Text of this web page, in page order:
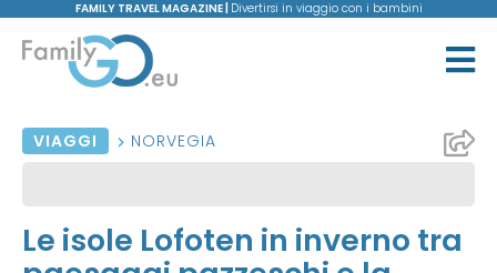
FAMILY TRAVEL MAGAZINE | Divertirsi in viaggio con i bambini
VIAGGI NORVEGIA
Le isole Lofoten in inverno tra